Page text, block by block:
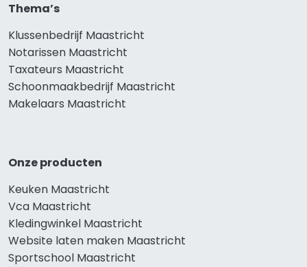
Thema’s
Klussenbedrijf Maastricht
Notarissen Maastricht
Taxateurs Maastricht
Schoonmaakbedrijf Maastricht
Makelaars Maastricht
Onze producten
Keuken Maastricht
Vca Maastricht
Kledingwinkel Maastricht
Website laten maken Maastricht
Sportschool Maastricht